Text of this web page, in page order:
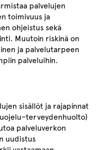
palvelujen
toimivuus ja
ohjeistus sekä
Muutoin riskinä on
ja palvelutarpeen
palveluihin.
sisällöt ja rajapinnat
palveluverkon
uudistus